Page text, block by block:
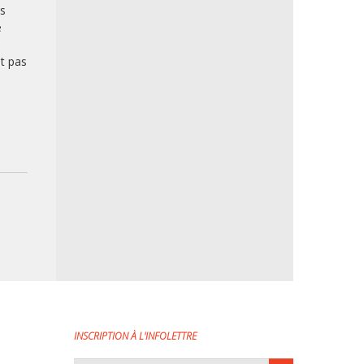
pas
INSCRIPTION À L'INFOLETTRE